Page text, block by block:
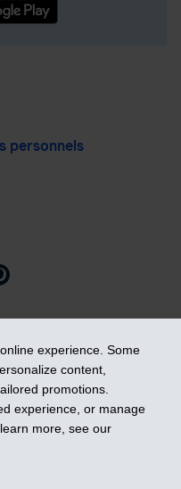
experience. Some
content,
promotions.
experience, or manage
more, see our
personnels